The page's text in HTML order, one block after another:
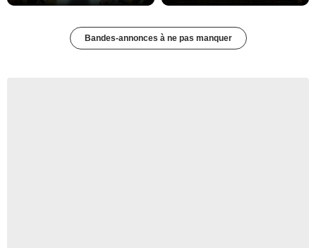
Bandes-annonces à ne pas manquer